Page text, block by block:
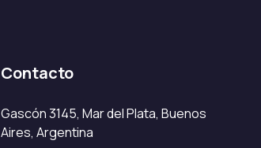
Contacto
Gascón 3145, Mar del Plata, Buenos
Aires, Argentina